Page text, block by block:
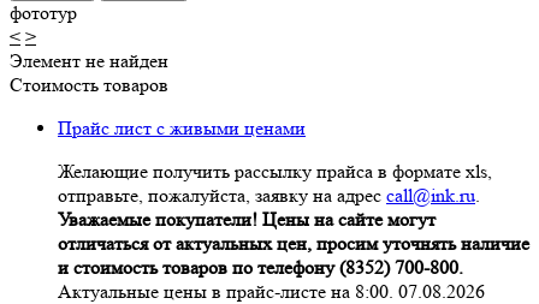
фототур
< >
Элемент не найден
Стоимость товаров
Прайс лист с живыми ценами
Желающие получить рассылку прайса в формате xls,
отправьте, пожалуйста, заявку на адрес call@ink.ru.
Уважаемые покупатели! Цены на сайте могут
отличаться от актуальных цен, просим уточнять наличие
и стоимость товаров по телефону (8352) 700-800.
Актуальные цены в прайс-листе на 8:00. 07.08.2026